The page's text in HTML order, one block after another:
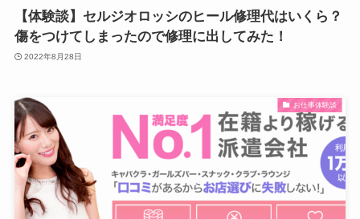
【体験談】セルジオロッシのヒール修理代はいくら？
傷をつけてしまったので修理に出してみた！
2022年8月28日
お仕事体験談